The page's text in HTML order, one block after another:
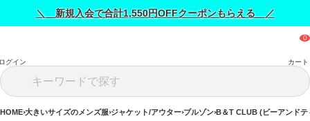
＼ 新規入会で合計1,550円OFFクーポンもらえる ／
グイン カート
HOME 大きいサイズのメンズ服 ジャケット/アウター ブルゾン B＆T CLUB (ビーアンドテ